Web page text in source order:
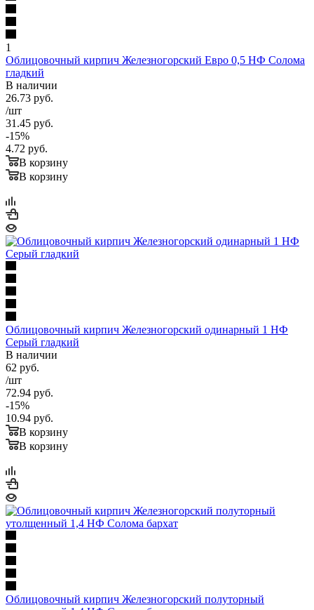
1
Облицовочный кирпич Железногорский Евро 0,5 НФ Солома
гладкий
В наличии
26.73 руб.
/шт
31.45 руб.
-15%
4.72 руб.
В корзину
В корзину
Облицовочный кирпич Железногорский одинарный 1 НФ
Серый гладкий
В наличии
62 руб.
/шт
72.94 руб.
-15%
10.94 руб.
В корзину
В корзину
Облицовочный кирпич Железногорский полуторный